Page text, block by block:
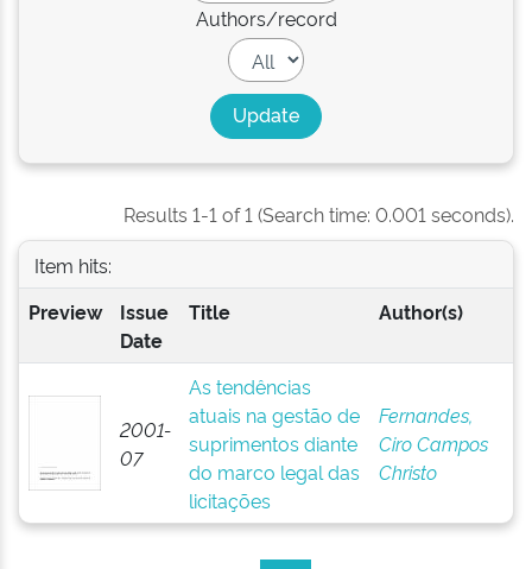
Authors/record
Results 1-1 of 1 (Search time: 0.001 seconds).
Item hits:
Preview
Issue
Date
Title Author(s)
2001-
07
As tendências
atuais na gestão de
suprimentos diante
do marco legal das
licitações
Fernandes,
Ciro Campos
Christo